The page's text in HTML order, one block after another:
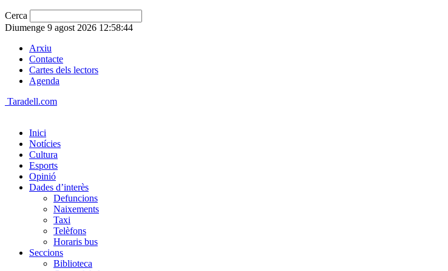
Cerca
Diumenge 9 agost 2026 12:58:44
Arxiu
Contacte
Cartes dels lectors
Agenda
Taradell.com
Inici
Notícies
Cultura
Esports
Opinió
Dades d’interès
Defuncions
Naixements
Taxi
Telèfons
Horaris bus
Seccions
Biblioteca